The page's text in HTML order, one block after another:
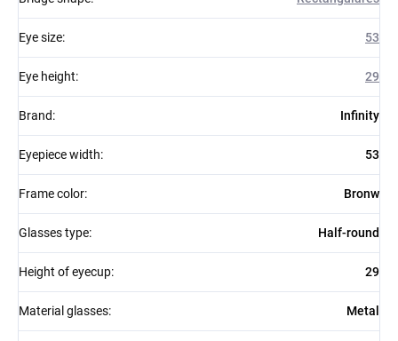
Eye size: 53
Eye height: 29
Brand: Infinity
Eyepiece width: 53
Frame color: Bronw
Glasses type: Half-round
Height of eyecup: 29
Material glasses: Metal